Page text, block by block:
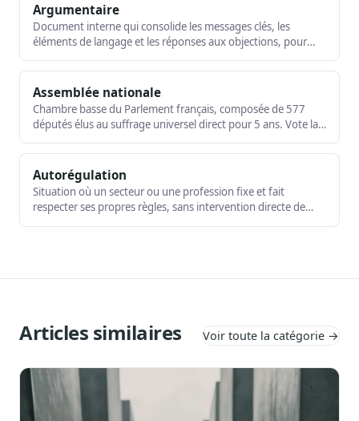
Argumentaire
Document interne qui consolide les messages clés, les
éléments de langage et les réponses aux objections, pour
outiller les représentants d'une organisation dans leurs
échanges avec les décideurs publics.
Assemblée nationale
Chambre basse du Parlement français, composée de 577
députés élus au suffrage universel direct pour 5 ans. Vote la
loi, contrôle le Gouvernement, peut le renverser. Palais
Bourbon.
Autorégulation
Situation où un secteur ou une profession fixe et fait
respecter ses propres règles, sans intervention directe de
Articles similaires Voir toute la catégorie →